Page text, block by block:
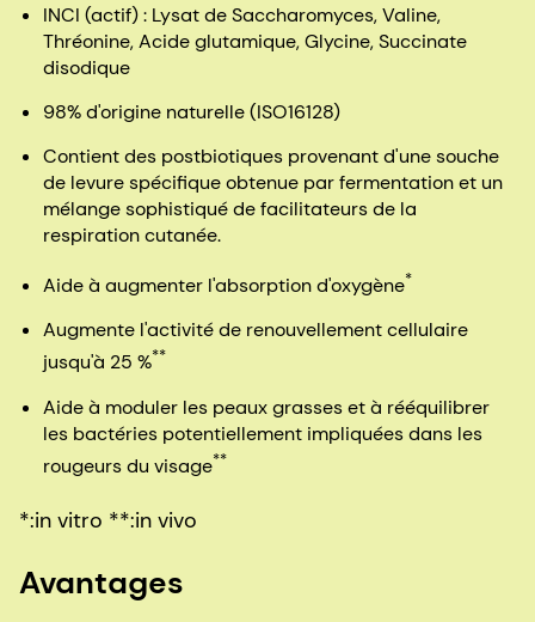
INCI (actif) : Lysat de Saccharomyces, Valine,
Thréonine, Acide glutamique, Glycine, Succinate
disodique
98% d'origine naturelle (ISO16128)
Contient des postbiotiques provenant d'une souche
de levure spécifique obtenue par fermentation et un
mélange sophistiqué de facilitateurs de la
respiration cutanée.
Aide à augmenter l'absorption d'oxygène*
Augmente l'activité de renouvellement cellulaire
jusqu'à 25 %**
Aide à moduler les peaux grasses et à rééquilibrer
les bactéries potentiellement impliquées dans les
rougeurs du visage**
*:in vitro **:in vivo
Avantages